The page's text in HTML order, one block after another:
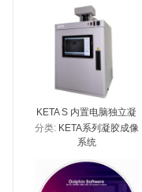
KETA S 内置电脑独立凝
胶成像系统
分类: KETA系列凝胶成像
系统